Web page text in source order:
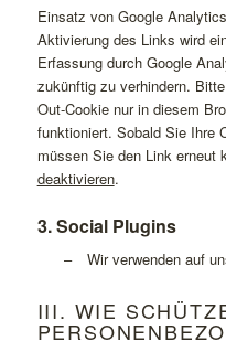
Einsatz von Google
Aktivierung des Links wird
Erfassung durch Google
zukünftig zu verhindern.
Out-Cookie nur in diesem
funktioniert. Sobald Sie Ihre
müssen Sie den Link erneut
deaktivieren.
3. Social Plugins
– Wir verwenden auf
III. WIE